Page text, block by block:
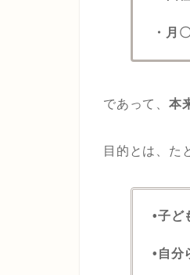
・月
であって、 本
目的とは、た
•子ど
•自分